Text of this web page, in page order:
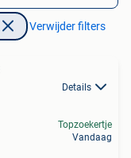
Verwijder filters
Details
Topzoekertje
Vandaag